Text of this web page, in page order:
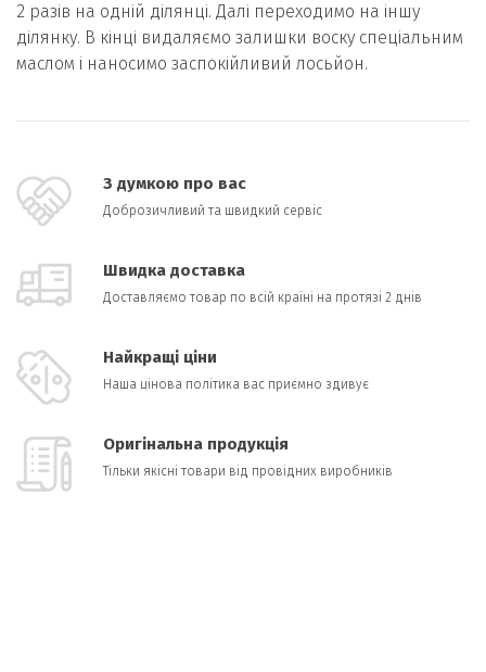
2 разів на одній ділянці. Далі переходимо на іншу
ділянку. В кінці видаляємо залишки воску спеціальним
маслом і наносимо заспокійливий лосьйон.
З думкою про вас
Доброзичливий та швидкий сервіс
Швидка доставка
Доставляємо товар по всій країні на протязі 2 днів
Найкращі ціни
Наша цінова політика вас приємно здивує
Оригінальна продукція
Тільки якісні товари від провідних виробників